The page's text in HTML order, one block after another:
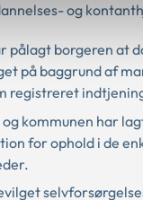
og
pålagt borgeren at
på baggrund af
registreret
og kommunen har
for ophold i de